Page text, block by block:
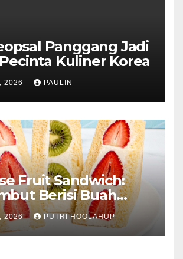
Panggang Jadi
Kuliner Korea
2026 PAULIN
Fruit Sandwich:
Berisi Buah
Memikat Selera
2026 PUTRI HOOLAHUP